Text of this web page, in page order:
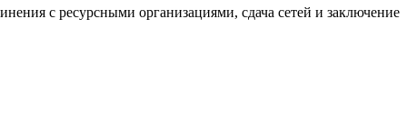
с ресурсными организациями, сдача сетей и заключение